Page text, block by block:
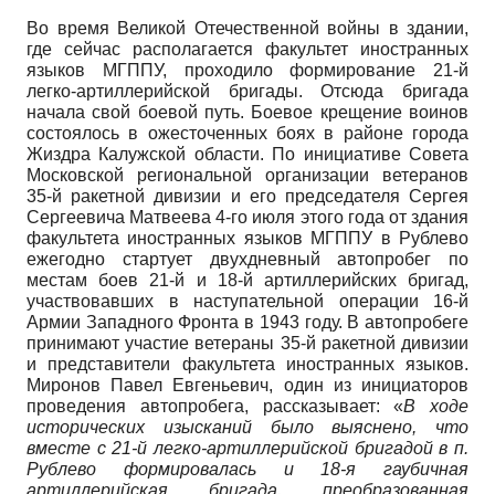
Во время Великой Отечественной войны в здании,
где сейчас располагается факультет иностранных
языков МГППУ, проходило формирование 21-й
легко-артиллерийской бригады. Отсюда бригада
начала свой боевой путь. Боевое крещение воинов
состоялось в ожесточенных боях в районе города
Жиздра Калужской области. По инициативе Совета
Московской региональной организации ветеранов
35-й ракетной дивизии и его председателя Сергея
Сергеевича Матвеева 4-го июля этого года от здания
факультета иностранных языков МГППУ в Рублево
ежегодно стартует двухдневный автопробег по
местам боев 21-й и 18-й артиллерийских бригад,
участвовавших в наступательной операции 16-й
Армии Западного Фронта в 1943 году. В автопробеге
принимают участие ветераны 35-й ракетной дивизии
и представители факультета иностранных языков.
Миронов Павел Евгеньевич, один из инициаторов
проведения автопробега, рассказывает: «В ходе
исторических изысканий было выяснено, что
вместе с 21-й легко-артиллерийской бригадой в п.
Рублево формировалась и 18-я гаубичная
артиллерийская бригада, преобразованная